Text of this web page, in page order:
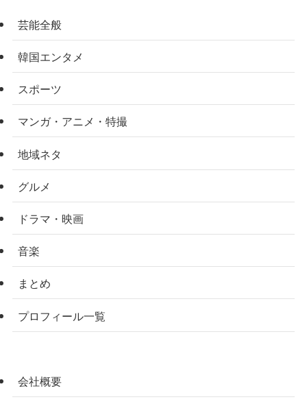
芸能全般
韓国エンタメ
スポーツ
マンガ・アニメ・特撮
地域ネタ
グルメ
ドラマ・映画
音楽
まとめ
プロフィール一覧
会社概要